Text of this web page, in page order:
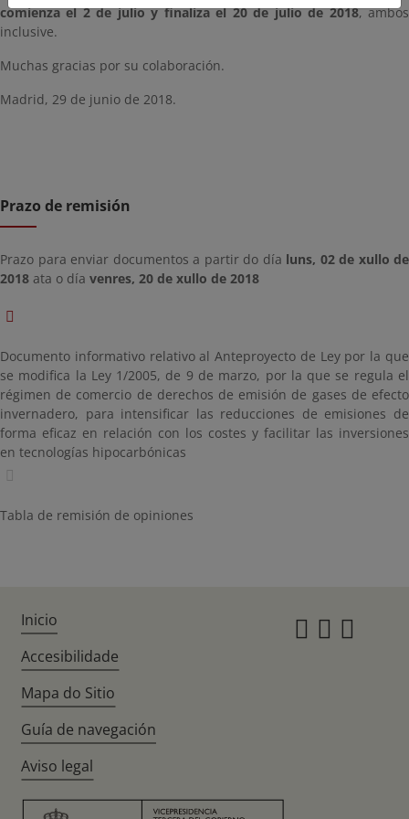
comienza el 2 de julio y finaliza el 20 de julio de 2018, ambos
inclusive.
Muchas gracias por su colaboración.
Madrid, 29 de junio de 2018.
Prazo de remisión
Prazo para enviar documentos a partir do día luns, 02 de xullo de
2018 ata o día venres, 20 de xullo de 2018
Documento informativo relativo al Anteproyecto de Ley por la que
se modifica la Ley 1/2005, de 9 de marzo, por la que se regula el
régimen de comercio de derechos de emisión de gases de efecto
invernadero, para intensificar las reducciones de emisiones de
forma eficaz en relación con los costes y facilitar las inversiones
en tecnologías hipocarbónicas
Tabla de remisión de opiniones
Inicio
Accesibilidade
Mapa do Sitio
Guía de navegación
Aviso legal